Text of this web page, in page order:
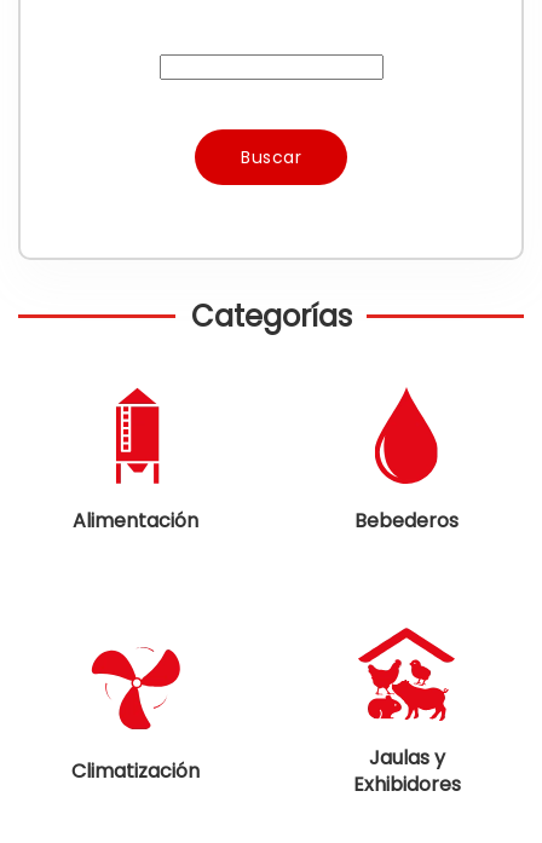
Buscar
Categorías
Alimentación Bebederos
Climatización
Jaulas y
Exhibidores